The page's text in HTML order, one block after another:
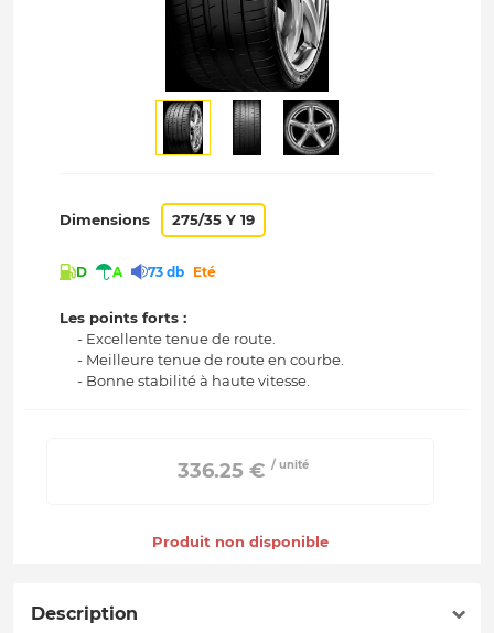
Dimensions 275/35 Y 19
D A 73 db Eté
Les points forts :
- Excellente tenue de route.
- Meilleure tenue de route en courbe.
- Bonne stabilité à haute vitesse.
336.25 € / unité
Produit non disponible
Description